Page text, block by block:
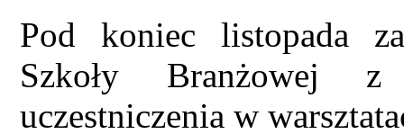
Pod koniec listopada
Szkoły Branżowej
uczestniczenia w